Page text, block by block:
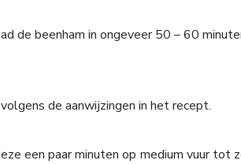
de beenham in ongeveer 50 – 60
de aanwijzingen in het recept.
een paar minuten op medium vuur tot